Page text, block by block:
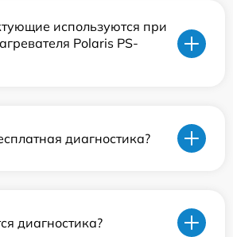
используются при
Polaris PS-
диагностика?
диагностика?